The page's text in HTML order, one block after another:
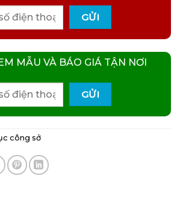
MẪU VÀ BÁO GIÁ TẬN NƠI
công sở